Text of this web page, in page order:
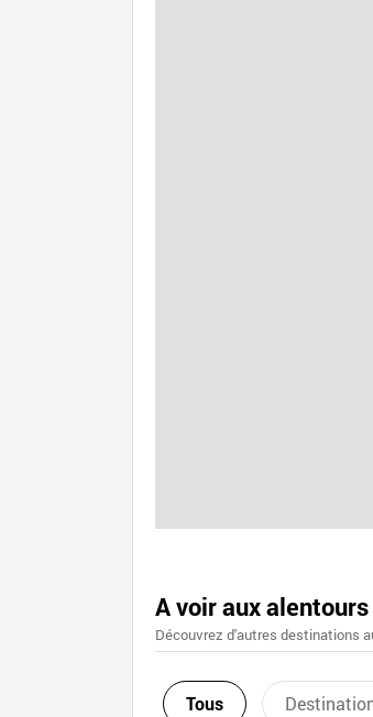
A voir aux alentours
Découvrez d'autres destinations
Tous